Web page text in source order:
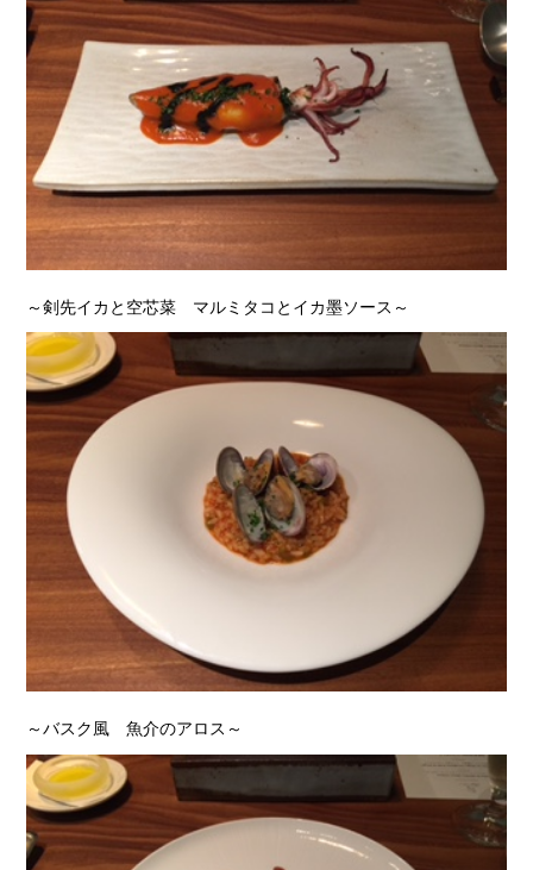
～剣先イカと空芯菜 マルミタコとイカ墨ソース～
～バスク風 魚介のアロス～